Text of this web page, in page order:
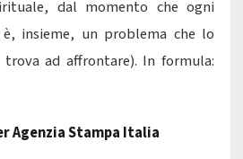
dal momento che ogni
insieme, un problema che lo
ad affrontare). In formula:
Agenzia Stampa Italia